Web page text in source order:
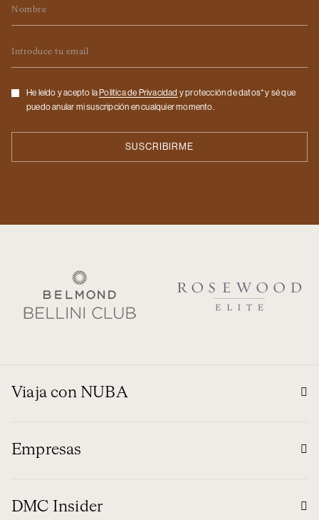
Checkbox
He leído y acepto la Politica de Privacidad y protección de datos* y sé que
puedo anular mi suscripción en cualquier momento.
Viaja con NUBA
Empresas
DMC Insider